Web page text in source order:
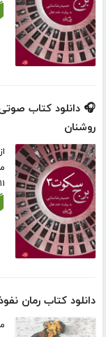
🎧 دانلود کتاب
روشنان
۱۱ ساعت و ۵۰ دقیقه
دانلود کتاب رمان